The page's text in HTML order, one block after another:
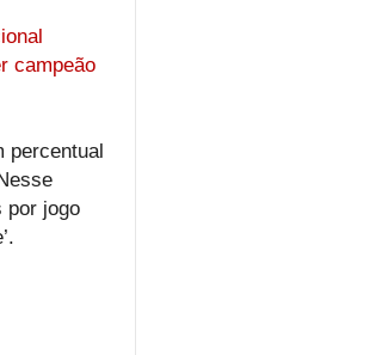
campeão
percentual
por jogo